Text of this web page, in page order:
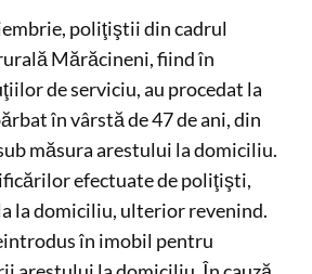
poliţiştii din cadrul
Mărăcineni, fiind în
de serviciu, au procedat la
în vârstă de 47 de ani, din
măsura arestului la domiciliu.
efectuate de poliţişti,
la domiciliu, ulterior revenind.
în imobil pentru